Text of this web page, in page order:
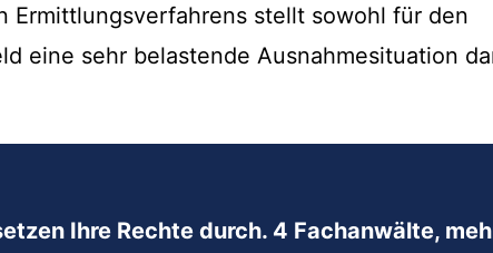
Ermittlungsverfahrens stellt sowohl für den
eine sehr belastende Ausnahmesituation
Ihre Rechte durch. 4 Fachanwälte,